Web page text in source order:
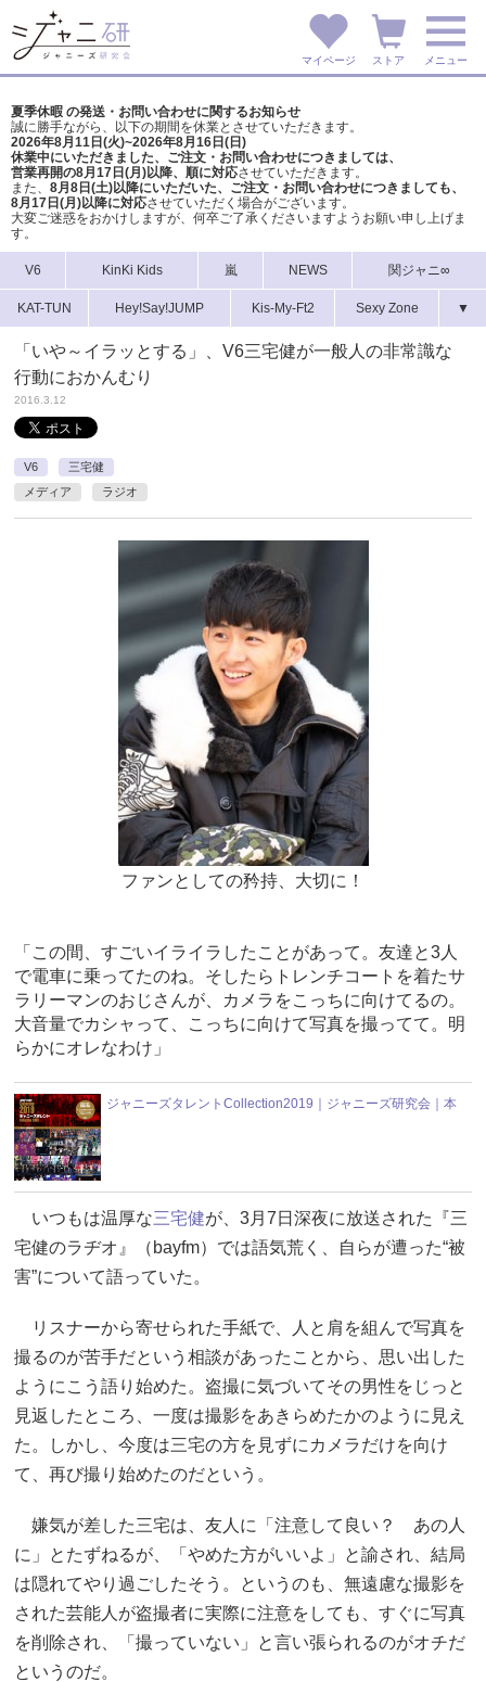
マイページ ストア メニュー
夏季休暇 の発送・お問い合わせに関するお知らせ
誠に勝手ながら、以下の期間を休業とさせていただきます。
2026年8月11日(火)~2026年8月16日(日)
休業中にいただきました、ご注文・お問い合わせにつきましては、
営業再開の8月17日(月)以降、順に対応させていただきます。
また、 8月8日(土)以降にいただいた、ご注文・ お問い合わせにつきましても、
8月17日(月)以降に対応させていただく場合がございます。
大変ご迷惑をおかけしますが、 何卒ご了承くださいますようお願い申し上げま
す。
V6 KinKi Kids 嵐 NEWS 関ジャニ∞
KAT-TUN Hey!Say!JUMP Kis-My-Ft2 Sexy Zone ▼
「いや～イラッとする」、V6三宅健が一般人の非常識な
行動におかんむり
2016.3.12
V6
三宅健
メディア
ラジオ
ファンとしての矜持、大切に！
「この間、すごいイライラしたことがあって。友達と3人
で電車に乗ってたのね。そしたらトレンチコートを着たサ
ラリーマンのおじさんが、カメラをこっちに向けてるの。
大音量でカシャって、こっちに向けて写真を撮ってて。明
らかにオレなわけ」
ジャニーズタレントCollection2019｜ジャニーズ研究会｜本
いつもは温厚な三宅健が、3月7日深夜に放送された『三
宅健のラヂオ』（bayfm）では語気荒く、自らが遭った“被
害”について語っていた。
リスナーから寄せられた手紙で、人と肩を組んで写真を
撮るのが苦手だという相談があったことから、思い出した
ようにこう語り始めた。盗撮に気づいてその男性をじっと
見返したところ、一度は撮影をあきらめたかのように見え
た。しかし、今度は三宅の方を見ずにカメラだけを向け
て、再び撮り始めたのだという。
嫌気が差した三宅は、友人に「注意して良い？ あの人
に」とたずねるが、「やめた方がいいよ」と諭され、結局
は隠れてやり過ごしたそう。というのも、無遠慮な撮影を
された芸能人が盗撮者に実際に注意をしても、すぐに写真
を削除され、「撮っていない」と言い張られるのがオチだ
というのだ。